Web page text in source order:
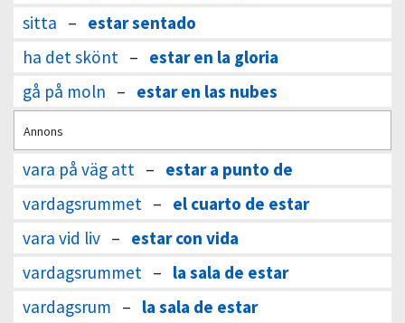
sitta – estar sentado
ha det skönt – estar en la gloria
gå på moln – estar en las nubes
Annons
vara på väg att – estar a punto de
vardagsrummet – el cuarto de estar
vara vid liv – estar con vida
vardagsrummet – la sala de estar
vardagsrum – la sala de estar